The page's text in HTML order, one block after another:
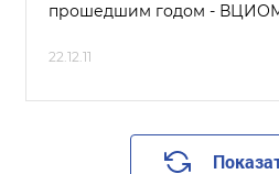
прошедшим годом -
22.12.11